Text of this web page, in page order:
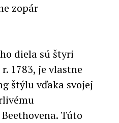
zopár
diela sú štyri
r. 1783, je vlastne
štýlu vďaka svojej
Túto